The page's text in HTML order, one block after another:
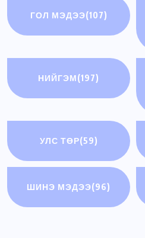
ГОЛ МЭДЭЭ(107)
НИЙГЭМ(197)
УЛС ТӨР(59)
ШИНЭ МЭДЭЭ(96)